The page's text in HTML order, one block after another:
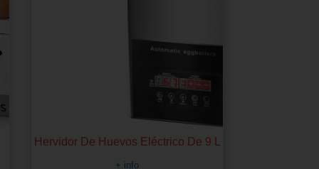
Hervidor De Huevos Eléctrico De 9 L
+ info